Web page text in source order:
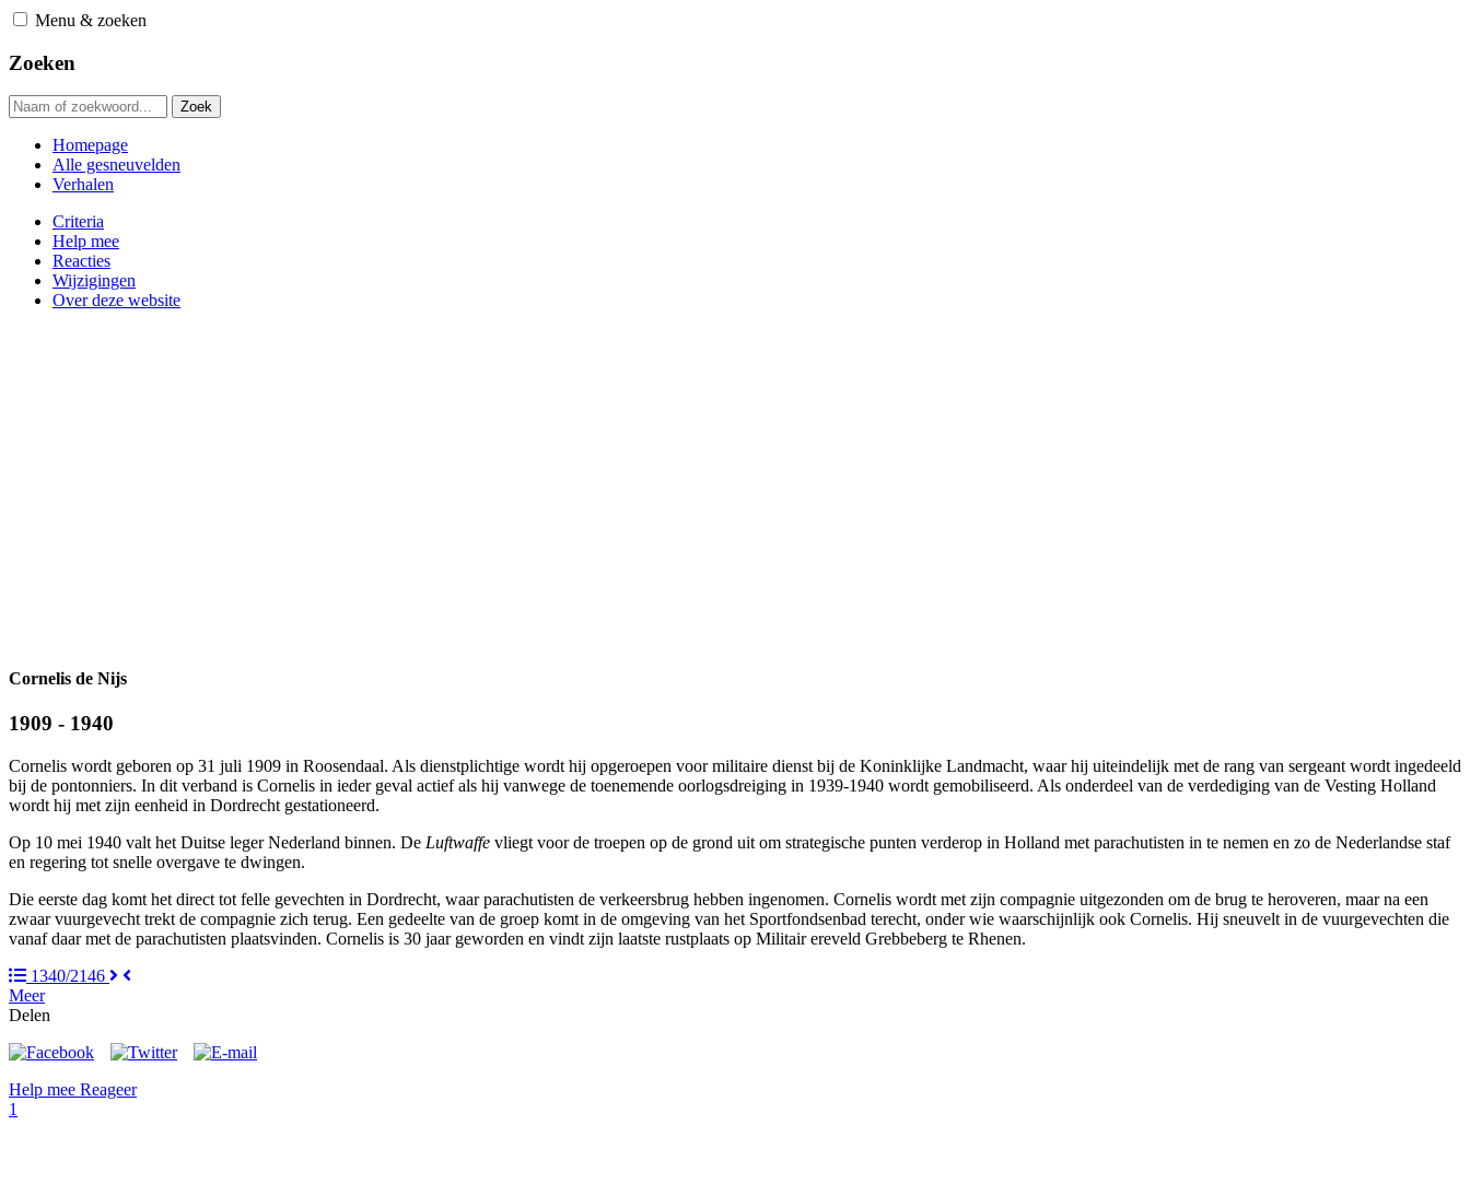
Ga
hoofdnavigatie
Menu & zoeken
Zoeken
Homepage
Alle gesneuvelden
Verhalen
Criteria
Help mee
Reacties
Wijzigingen
Over deze website
Cornelis de Nijs
1909 - 1940
Cornelis wordt geboren op 31 juli 1909 in Roosendaal. Als dienstplichtige wordt hij opgeroepen voor militaire dienst bij de Koninklijke Landmacht, waar hij uiteindelijk met de rang van sergeant wordt ingedeeld
bij de pontonniers. In dit verband is Cornelis in ieder geval actief als hij vanwege de toenemende oorlogsdreiging in 1939-1940 wordt gemobiliseerd. Als onderdeel van de verdediging van de Vesting Holland
wordt hij met zijn eenheid in Dordrecht gestationeerd.
Op 10 mei 1940 valt het Duitse leger Nederland binnen. De Luftwaffe vliegt voor de troepen op de grond uit om strategische punten verderop in Holland met parachutisten in te nemen en zo de Nederlandse staf
en regering tot snelle overgave te dwingen.
Die eerste dag komt het direct tot felle gevechten in Dordrecht, waar parachutisten de verkeersbrug hebben ingenomen. Cornelis wordt met zijn compagnie uitgezonden om de brug te heroveren, maar na een
zwaar vuurgevecht trekt de compagnie zich terug. Een gedeelte van de groep komt in de omgeving van het Sportfondsenbad terecht, onder wie waarschijnlijk ook Cornelis. Hij sneuvelt in de vuurgevechten die
vanaf daar met de parachutisten plaatsvinden. Cornelis is 30 jaar geworden en vindt zijn laatste rustplaats op Militair ereveld Grebbeberg te Rhenen.
1340/2146
Meer
Delen
Help mee Reageer
1